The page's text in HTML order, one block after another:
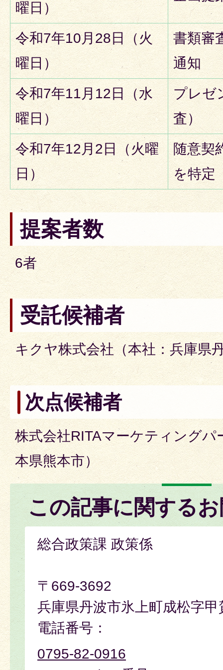
曜日）
令和7年10月28日（火
曜日）
書類審
通知
令和7年11月12日（水
曜日）
プレゼ
査）
令和7年12月2日（火曜
日）
随意契
を特定
提案者数
6者
受託候補者
キクヤ株式会社（本社：兵庫県
次点候補者
株式会社RITAマーケティングパ
本県熊本市）
この記事に関する
総合政策課 政策係
〒669-3692
兵庫県丹波市氷上町成松字甲
電話番号：
0795-82-0916